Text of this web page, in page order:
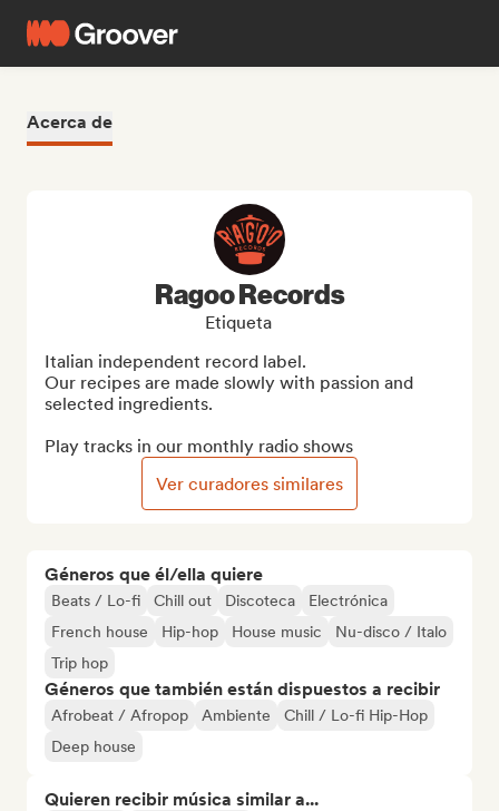
Acerca de
Géneros que él/ella quiere
Beats / Lo-fi Chill out Discoteca
Electrónica
French house
Hip-hop House music
Nu-disco / Italo
Trip hop
Géneros que también están dispuestos a recibir
Afrobeat / Afropop Ambiente
Chill / Lo-fi Hip-Hop
Deep house
Quieren recibir música similar a...
Ragoo Records
Etiqueta
Italian independent record label.
Our recipes are made slowly with passion and
selected ingredients.
Play tracks in our monthly radio shows
Ver curadores similares